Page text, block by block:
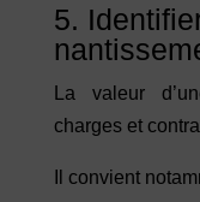
5.
La valeur
charges et
Il convient